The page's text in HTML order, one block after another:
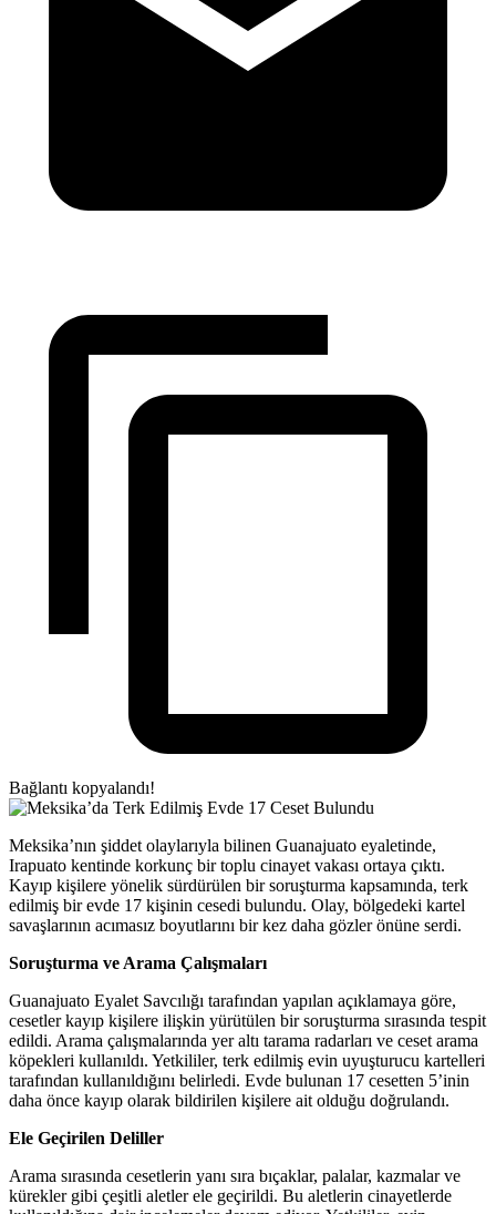
Bağlantı kopyalandı!
Meksika’nın şiddet olaylarıyla bilinen Guanajuato eyaletinde,
Irapuato kentinde korkunç bir toplu cinayet vakası ortaya çıktı.
Kayıp kişilere yönelik sürdürülen bir soruşturma kapsamında, terk
edilmiş bir evde 17 kişinin cesedi bulundu. Olay, bölgedeki kartel
savaşlarının acımasız boyutlarını bir kez daha gözler önüne serdi.
Soruşturma ve Arama Çalışmaları
Guanajuato Eyalet Savcılığı tarafından yapılan açıklamaya göre,
cesetler kayıp kişilere ilişkin yürütülen bir soruşturma sırasında tespit
edildi. Arama çalışmalarında yer altı tarama radarları ve ceset arama
köpekleri kullanıldı. Yetkililer, terk edilmiş evin uyuşturucu kartelleri
tarafından kullanıldığını belirledi. Evde bulunan 17 cesetten 5’inin
daha önce kayıp olarak bildirilen kişilere ait olduğu doğrulandı.
Ele Geçirilen Deliller
Arama sırasında cesetlerin yanı sıra bıçaklar, palalar, kazmalar ve
kürekler gibi çeşitli aletler ele geçirildi. Bu aletlerin cinayetlerde